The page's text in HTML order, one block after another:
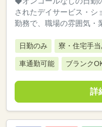
されたデイサービス・
勤務で、職場の雰囲気・
日勤のみ 寮・住宅手当
車通勤可能 ブランク
詳